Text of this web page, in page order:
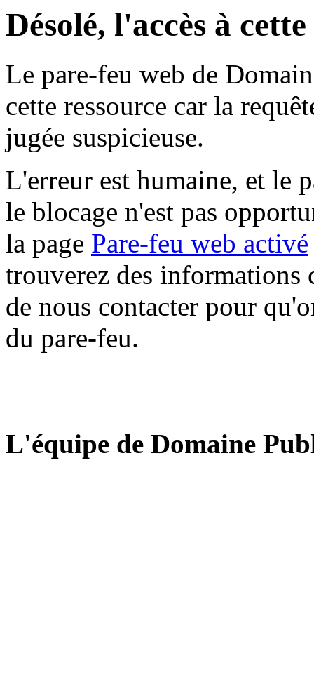
Désolé, l'accès à
Le pare-feu web de
cette ressource car la
jugée suspicieuse.
L'erreur est humaine, et le
le blocage n'est pas
la page Pare-feu web activé
trouverez des informations
de nous contacter pour
du pare-feu.
L'équipe de Domaine